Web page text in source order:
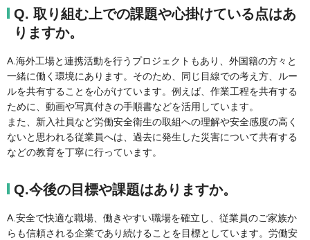
Q. 取り組む上での課題や心掛けている点はあ
りますか。
A.海外工場と連携活動を行うプロジェクトもあり、外国籍の方々と
一緒に働く環境にあります。そのため、同じ目線での考え方、ルー
ルを共有することを心がけています。例えば、作業工程を共有する
ために、動画や写真付きの手順書などを活用しています。
また、新入社員など労働安全衛生の取組への理解や安全感度の高く
ないと思われる従業員へは、過去に発生した災害について共有する
などの教育を丁寧に行っています。
Q.今後の目標や課題はありますか。
A.安全で快適な職場、働きやすい職場を確立し、従業員のご家族か
らも信頼される企業であり続けることを目標としています。労働安